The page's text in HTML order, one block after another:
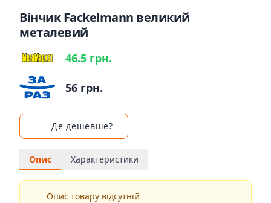
Вінчик Fackelmann великий
металевий
46.5 грн.
56 грн.
Де дешевше?
Опис Характеристики
Опис товару відсутній